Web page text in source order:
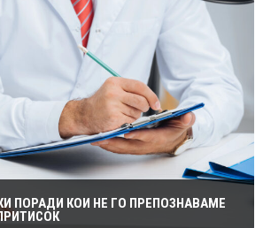
ПОРАДИ КОИ НЕ ГО ПРЕПОЗНАВАМЕ